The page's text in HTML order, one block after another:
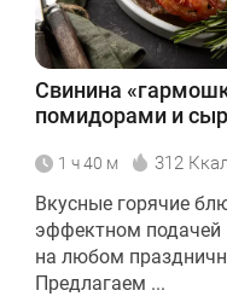
Свинина
помидорами и
1 ч 40 м 312
Вкусные горячие
эффектном подачей
на любом
Предлагаем ...